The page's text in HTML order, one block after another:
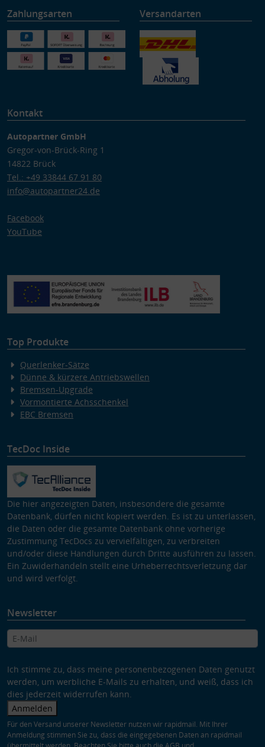
Zahlungsarten Versandarten
Kontakt
Autopartner GmbH
Gregor-von-Brück-Ring 1
14822 Brück
Tel.: +49 33844 67 91 80
info@autopartner24.de
Facebook
YouTube
Top Produkte
Querlenker-Sätze
Dünne & kürzere Antriebswellen
Bremsen-Upgrade
Vormontierte Achsschenkel
EBC Bremsen
TecDoc Inside
Die hier angezeigten Daten, insbesondere die gesamte
Datenbank, dürfen nicht kopiert werden. Es ist zu unterlassen,
die Daten oder die gesamte Datenbank ohne vorherige
Zustimmung TecDocs zu vervielfältigen, zu verbreiten
und/oder diese Handlungen durch Dritte ausführen zu lassen.
Ein Zuwiderhandeln stellt eine Urheberrechtsverletzung dar
und wird verfolgt.
Newsletter
Ich stimme zu, dass meine personenbezogenen Daten genutzt
werden, um werbliche E-Mails zu erhalten, und weiß, dass ich
dies jederzeit widerrufen kann.
Anmelden
Für den Versand unserer Newsletter nutzen wir rapidmail. Mit Ihrer
Anmeldung stimmen Sie zu, dass die eingegebenen Daten an rapidmail